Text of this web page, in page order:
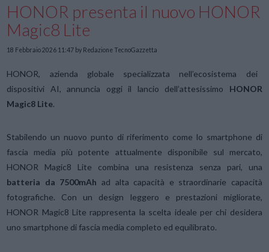
HONOR presenta il nuovo HONOR
Magic8 Lite
18 Febbraio 2026 11:47 by Redazione TecnoGazzetta
HONOR, azienda globale specializzata nell’ecosistema dei
dispositivi AI, annuncia oggi il lancio dell’attesissimo HONOR
Magic8 Lite.
Stabilendo un nuovo punto di riferimento come lo smartphone di
fascia media più potente attualmente disponibile sul mercato,
HONOR Magic8 Lite combina una resistenza senza pari, una
batteria da 7500mAh ad alta capacità e straordinarie capacità
fotografiche. Con un design leggero e prestazioni migliorate,
HONOR Magic8 Lite rappresenta la scelta ideale per chi desidera
uno smartphone di fascia media completo ed equilibrato.